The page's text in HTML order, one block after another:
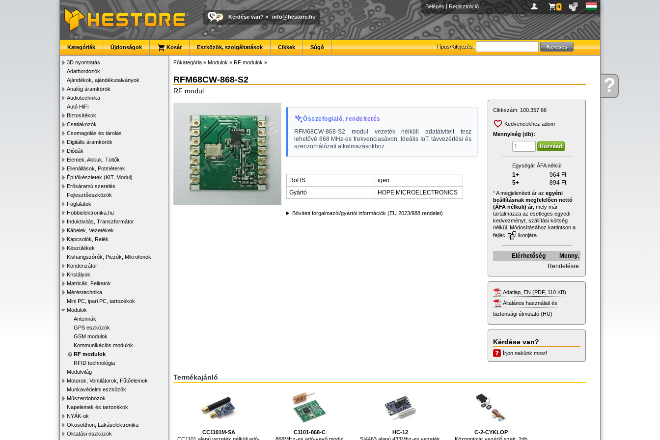
Kérdése?
Belépés | Regisztráció 0
Kérdése van? » info@hestore.hu
Típus/Kifejezés:
Kategóriák Újdonságok Kosár Eszközök, szolgáltatások Cikkek Súgó
3D nyomtatás
Adathordozók
Ajándékok, ajándékutalványok
Analóg áramkörök
Audiotechnika
Autó HiFi
Biztosítékok
Csatlakozók
Csomagolás és tárolás
Digitális áramkörök
Diódák
Elemek, Akkuk, Töltők
Ellenállások, Potméterek
Építőkészletek (KIT, Modul)
Erősáramú szerelés
Fejlesztőeszközök
Foglalatok
Hobbielektronika.hu
Induktivitás, Transzformátor
Kábelek, Vezetékek
Kapcsolók, Relék
Készülékek
Kishangszórók, Piezók, Mikrofonok
Kondenzátor
Kristályok
Matricák, Feliratok
Méréstechnika
Mini PC, ipari PC, tartozékok
Modulok
Antennák
GPS eszközök
GSM modulok
Kommunikációs modulok
RF modulok
RFID technológia
Modulvilág
Motorok, Ventilátorok, Fűtőelemek
Munkavédelmi eszközök
Műszerdobozok
Napelemek és tartozékok
NYÁK-ok
Okosotthon, Lakáselektronika
Oktatási eszközök
Főkategória » Modulok » RF modulok »
RFM68CW-868-S2
RF modul
Összefoglaló, rendeltetés
RFM68CW-868-S2 modul vezeték nélküli adatátvitelt tesz
lehetővé 868 MHz-es frekvenciasávon. Ideális IoT, távvezérlési és
szenzorhálózati alkalmazásokhoz.
RoHS
igen
Gyártó
HOPE MICROELECTRONICS
Bővített forgalmazói/gyártói információk (EU 2023/988 rendelet)
Cikkszám: 100.357.66
Kedvencekhez adom
Mennyiség (db):
Egységár ÁFA nélkül
1+ 964 Ft
5+
894 Ft
*A megjelenített ár az egyéni
beállításnak megfelelően nettó
(ÁFA nélküli) ár, mely már
tartalmazza az esetleges egyedi
kedvezményt, szállítási költség
nélkül. Módosításához kattintson a
fejléc
ikonjára.
Elérhetőség
Menny.
Rendelésre
Adatlap, EN (PDF, 110 KB)
Általános használati és
biztonsági útmutató (HU)
Kérdése van?
Írjon nekünk most!
Termékajánló
CC1101M-SA
CC1101 alapú vezeték nélküli adó-
C1101-868-C
868MHz-es adó-vevő modul
HC-12
SI4463 alapú 433Mhz-es vezeték
C-2-CYKLOP
Központizár vezérlő szett, 2db